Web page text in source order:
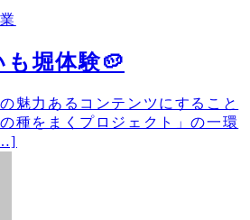
も堀体験🥔
魅力あるコンテンツにすること
種をまくプロジェクト」の一環